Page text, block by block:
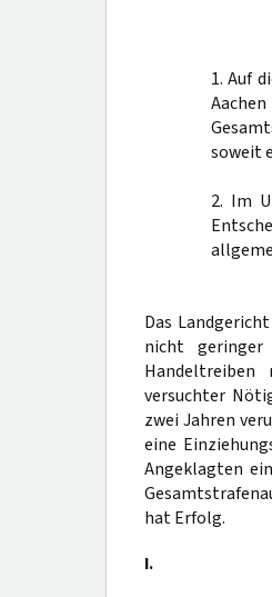
1. Auf
soweit
2. Im
Das
nicht
versuchter
zwei Jahren
eine
Angeklagten
hat Erfolg.
I.